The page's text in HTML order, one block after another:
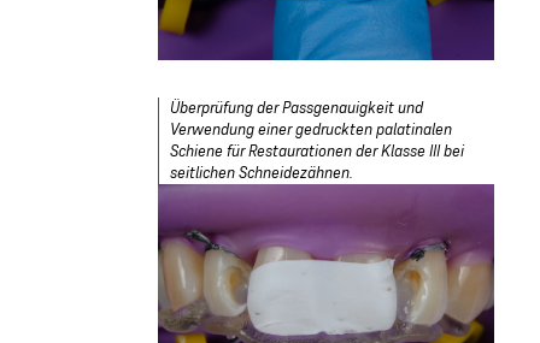
Überprüfung der Passgenauigkeit und
Verwendung einer gedruckten palatinalen
Schiene für Restaurationen der Klasse III bei
seitlichen Schneidezähnen.